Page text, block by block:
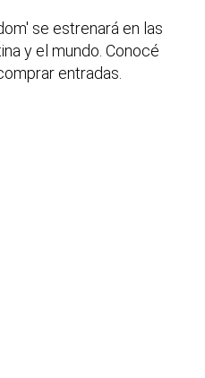
se estrenará en las
y el mundo. Conocé
entradas.